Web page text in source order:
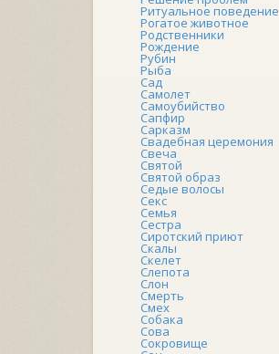
Ритуальное поведение
Рогатое животное
Родственники
Рождение
Рубин
Рыба
Сад
Самолет
Самоубийство
Сапфир
Сарказм
Свадебная церемония
Свеча
Святой
Святой образ
Седые волосы
Секс
Семья
Сестра
Сиротский приют
Скалы
Скелет
Слепота
Слон
Смерть
Смех
Собака
Сова
Сокровище